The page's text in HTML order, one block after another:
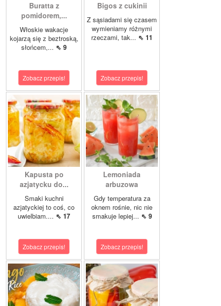
Buratta z
pomidorem,...
Włoskie wakacje
kojarzą się z beztroską,
słońcem,... ⇖ 9
Zobacz przepis!
Bigos z cukinii
Z sąsiadami się czasem
wymieniamy różnymi
rzeczami, tak... ⇖ 11
Zobacz przepis!
Kapusta po
azjatycku do...
Smaki kuchni
azjatyckiej to coś, co
uwielbiam.... ⇖ 17
Zobacz przepis!
Lemoniada
arbuzowa
Gdy temperatura za
oknem rośnie, nic nie
smakuje lepiej... ⇖ 9
Zobacz przepis!